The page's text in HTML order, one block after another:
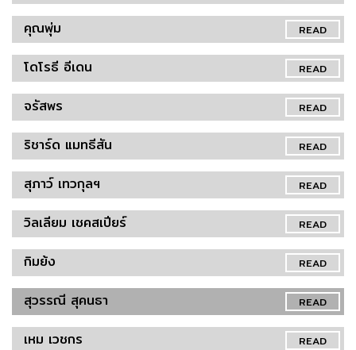
READ
คุณพุ่ม
READ
โดโรธี อีเดน
READ
จรัสพร
READ
ริชาร์ด แมทธีสัน
READ
สุภาว์ เทวกุลฯ
READ
วิลเลียม เชคสเปียร์
READ
กิมย้ง
READ
สุวรรณี สุคนธา
READ
เหม เวชกร